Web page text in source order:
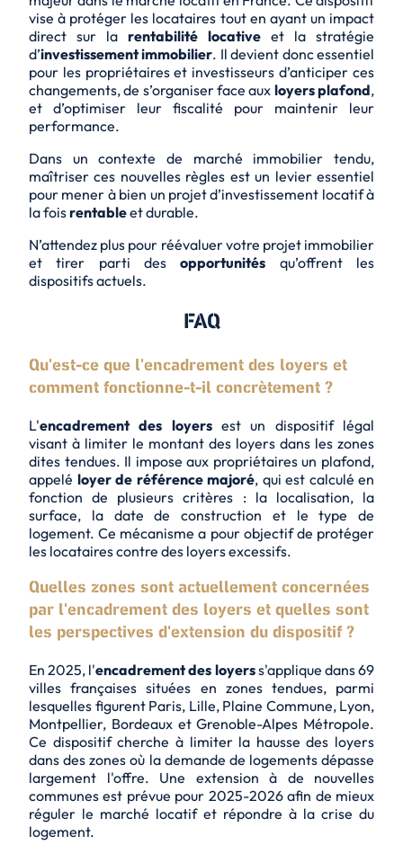
vise à protéger les locataires tout en ayant un impact
direct sur la rentabilité locative et la stratégie
d’investissement immobilier. Il devient donc essentiel
pour les propriétaires et investisseurs d’anticiper ces
changements, de s’organiser face aux loyers plafond,
et d’optimiser leur fiscalité pour maintenir leur
performance.
Dans un contexte de marché immobilier tendu,
maîtriser ces nouvelles règles est un levier essentiel
pour mener à bien un projet d’investissement locatif à
la foisrentableetdurable.
N’attendez plus pour réévaluer votre projet immobilier
et tirer parti desopportunités qu’offrent les
dispositifs actuels.
FAQ
Qu'est-ce que l'encadrement des loyers et
comment fonctionne-t-il concrètement ?
L'encadrement des loyersest un dispositif légal
visant à limiter le montant des loyers dans les zones
dites tendues. Il impose aux propriétaires un plafond,
appelé loyer de référence majoré, qui est calculé en
fonction de plusieurs critères : la localisation, la
surface, la date de construction et le type de
logement. Ce mécanisme a pour objectif de protéger
les locataires contre des loyers excessifs.
Quelles zones sont actuellement concernées
par l'encadrement des loyers et quelles sont
les perspectives d'extension du dispositif ?
En 2025, l'encadrement des loyerss'applique dans 69
villes françaises situées en zones tendues, parmi
lesquelles figurent Paris, Lille, Plaine Commune, Lyon,
Montpellier, Bordeaux et Grenoble-Alpes Métropole.
Ce dispositif cherche à limiter la hausse des loyers
dans des zones où la demande de logementsdépasse
largement l'offre. Une extension à de nouvelles
communes est prévue pour 2025-2026 afin de mieux
réguler le marché locatif et répondre à la crise du
logement.